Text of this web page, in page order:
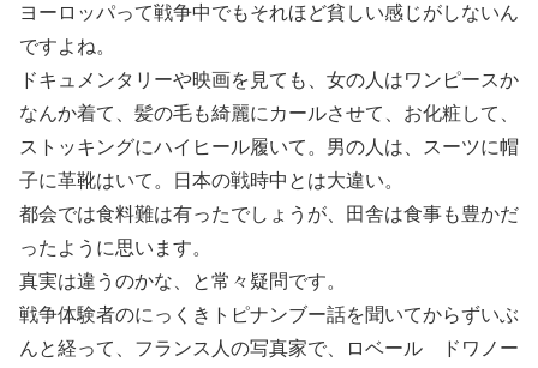
ヨーロッパって戦争中でもそれほど貧しい感じがしないん
ですよね。
ドキュメンタリーや映画を見ても、女の人はワンピースか
なんか着て、髪の毛も綺麗にカールさせて、お化粧して、
ストッキングにハイヒール履いて。男の人は、スーツに帽
子に革靴はいて。日本の戦時中とは大違い。
都会では食料難は有ったでしょうが、田舎は食事も豊かだ
ったように思います。
真実は違うのかな、と常々疑問です。
戦争体験者のにっくきトピナンブー話を聞いてからずいぶ
んと経って、フランス人の写真家で、ロベール ドワノー